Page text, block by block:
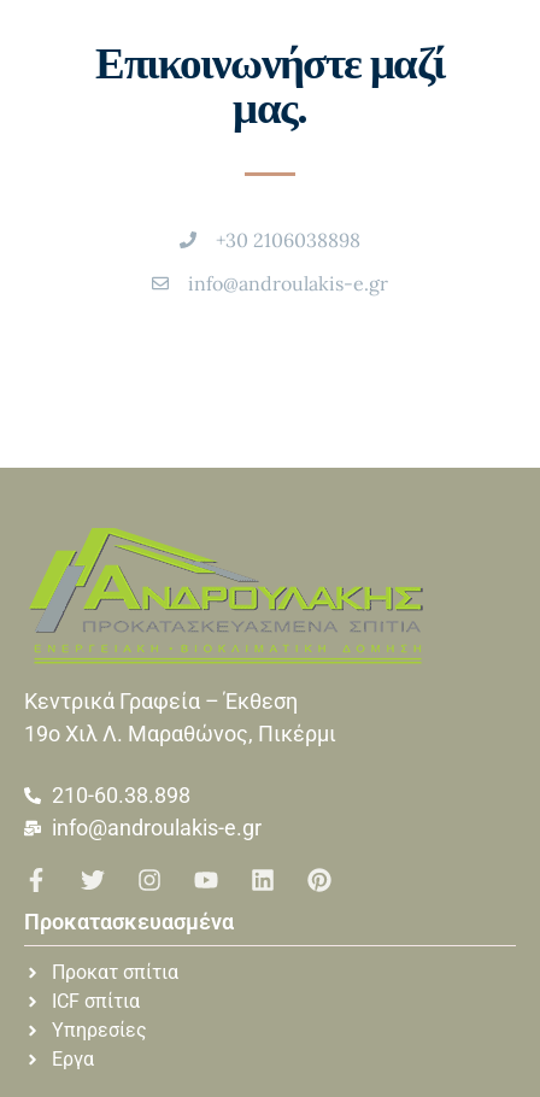
Επικοινωνήστε μαζί
μας.
+30 2106038898
info@androulakis-e.gr
Κεντρικά Γραφεία – Έκθεση
19o Xιλ Λ. Μαραθώνος, Πικέρμι
210-60.38.898
info@androulakis-e.gr
Προκατασκευασμένα
Προκατ σπίτια
ICF σπίτια
Υπηρεσίες
Εργα